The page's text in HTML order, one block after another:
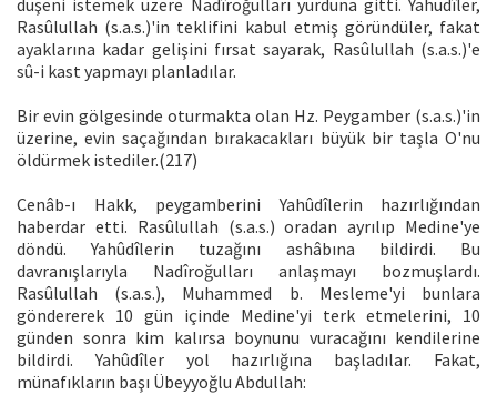
düşeni istemek üzere Nadîroğulları yurduna gitti. Yahudîler,
Rasûlullah (s.a.s.)'in teklifini kabul etmiş göründüler, fakat
ayaklarına kadar gelişini fırsat sayarak, Rasûlullah (s.a.s.)'e
sû-i kast yapmayı planladılar.
Bir evin gölgesinde oturmakta olan Hz. Peygamber (s.a.s.)'in
üzerine, evin saçağından bırakacakları büyük bir taşla O'nu
öldürmek istediler.(217)
Cenâb-ı Hakk, peygamberini Yahûdîlerin hazırlığından
haberdar etti. Rasûlullah (s.a.s.) oradan ayrılıp Medine'ye
döndü. Yahûdîlerin tuzağını ashâbına bildirdi. Bu
davranışlarıyla Nadîroğulları anlaşmayı bozmuşlardı.
Rasûlullah (s.a.s.), Muhammed b. Mesleme'yi bunlara
göndererek 10 gün içinde Medine'yi terk etmelerini, 10
günden sonra kim kalırsa boynunu vuracağını kendilerine
bildirdi. Yahûdîler yol hazırlığına başladılar. Fakat,
münafıkların başı Übeyyoğlu Abdullah: